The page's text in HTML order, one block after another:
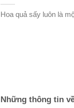
Hoa quả sấy luôn là
Những thông tin